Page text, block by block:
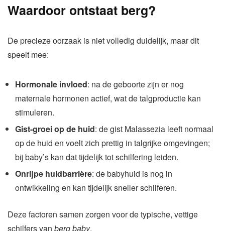
Waardoor ontstaat berg?
De precieze oorzaak is niet volledig duidelijk, maar dit
speelt mee:
Hormonale invloed: na de geboorte zijn er nog
maternale hormonen actief, wat de talgproductie kan
stimuleren.
Gist-groei op de huid: de gist Malassezia leeft normaal
op de huid en voelt zich prettig in talgrijke omgevingen;
bij baby’s kan dat tijdelijk tot schilfering leiden.
Onrijpe huidbarrière: de babyhuid is nog in
ontwikkeling en kan tijdelijk sneller schilferen.
Deze factoren samen zorgen voor de typische, vettige
schilfers van berg baby.